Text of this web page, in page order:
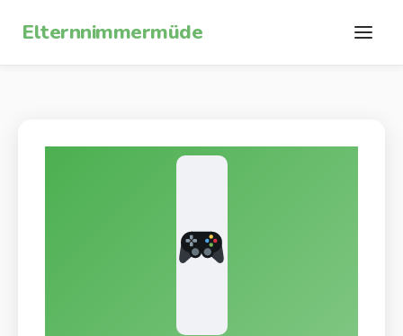
Elternnimmermüde